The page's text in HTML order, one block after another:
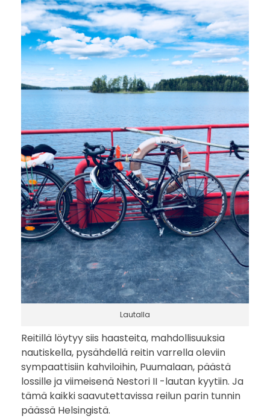
Lautalla
Reitillä löytyy siis haasteita, mahdollisuuksia
nautiskella, pysähdellä reitin varrella oleviin
sympaattisiin kahviloihin, Puumalaan, päästä
lossille ja viimeisenä Nestori II -lautan kyytiin. Ja
tämä kaikki saavutettavissa reilun parin tunnin
päässä Helsingistä.